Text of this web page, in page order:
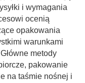
i wymagania
ocenią
opakowania
warunkami
metody
pakowanie
na taśmie nośnej i